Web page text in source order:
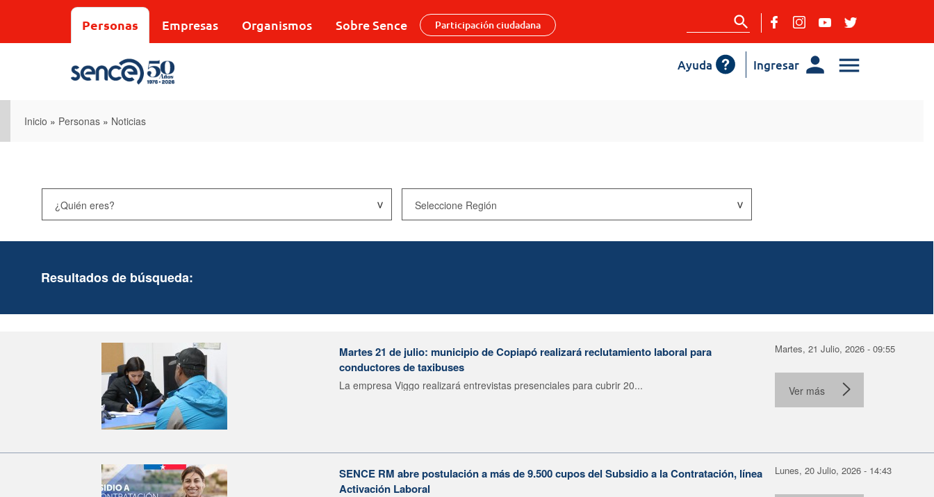
Personas Empresas Organismos Sobre Sence Participación ciudadana
Ingresar
Ayuda
Inicio » Personas » Noticias
Resultados de búsqueda:
Martes 21 de julio: municipio de Copiapó realizará reclutamiento laboral para
conductores de taxibuses
La empresa Viggo realizará entrevistas presenciales para cubrir 20...
Martes, 21 Julio, 2026 - 09:55
Ver más
SENCE RM abre postulación a más de 9.500 cupos del Subsidio a la Contratación, línea
Activación Laboral
Lunes, 20 Julio, 2026 - 14:43